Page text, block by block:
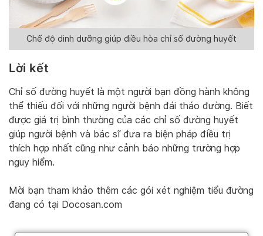
Chế độ dinh dưỡng giúp điều hòa chỉ số đường huyết
Lời kết
Chỉ số đường huyết là một người bạn đồng hành không
thể thiếu đối với những người bệnh đái tháo đường. Biết
được giá trị bình thường của các chỉ số đường huyết
giúp người bệnh và bác sĩ đưa ra biện pháp điều trị
thích hợp nhất cũng như cảnh báo những trường hợp
nguy hiểm.
Mời bạn tham khảo thêm các gói xét nghiệm tiểu đường
đang có tại Docosan.com